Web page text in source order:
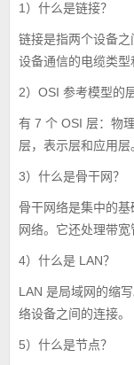
1）什么是链接？
链接是指两个设备
设备通信的电缆类型
2）OSI 参考模型的
有 7 个 OSI 层：物
层，表示层和应用层
3）什么是骨干网？
骨干网络是集中的
网络。它还处理带宽
4）什么是 LAN？
LAN 是局域网的缩
络设备之间的连接。
5）什么是节点？